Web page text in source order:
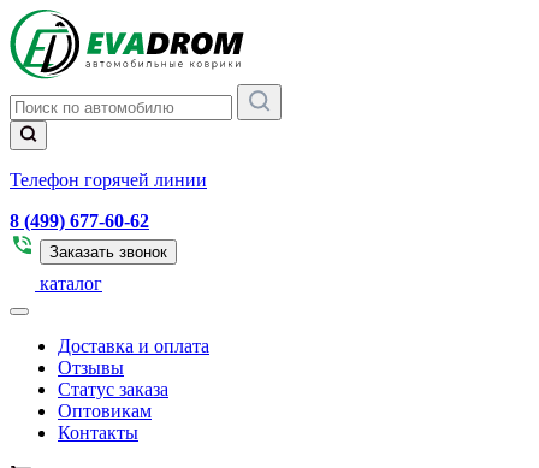
Телефон горячей линии
8 (499) 677-60-62
Заказать звонок
каталог
Доставка и оплата
Отзывы
Статус заказа
Оптовикам
Контакты